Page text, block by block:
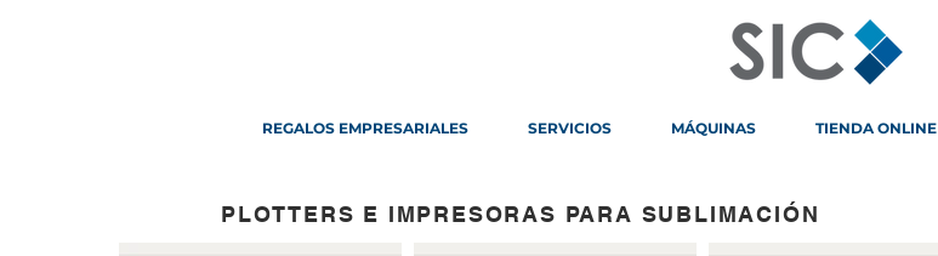
REGALOS EMPRESARIALES SERVICIOS MÁQUINAS TIENDA ONLINE
PLOTTERS E IMPRESORAS PARA SUBLIMACIÓN